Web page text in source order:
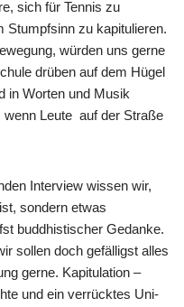
sich für Tennis zu
Stumpfsinn zu kapitulieren.
würden uns gerne
drüben auf dem Hügel
in Worten und Musik
Leute auf der Straße
Interview wissen wir,
sondern etwas
buddhistischer Gedanke.
sollen doch gefälligst alles
gerne. Kapitulation –
und ein verrücktes Uni-